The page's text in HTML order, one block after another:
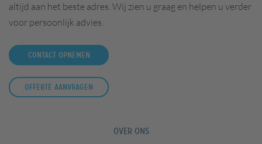
altijd aan het beste adres. Wij zien u graag en helpen u verder
voor persoonlijk advies.
Contact opnemen
Offerte aanvragen
OVER ONS